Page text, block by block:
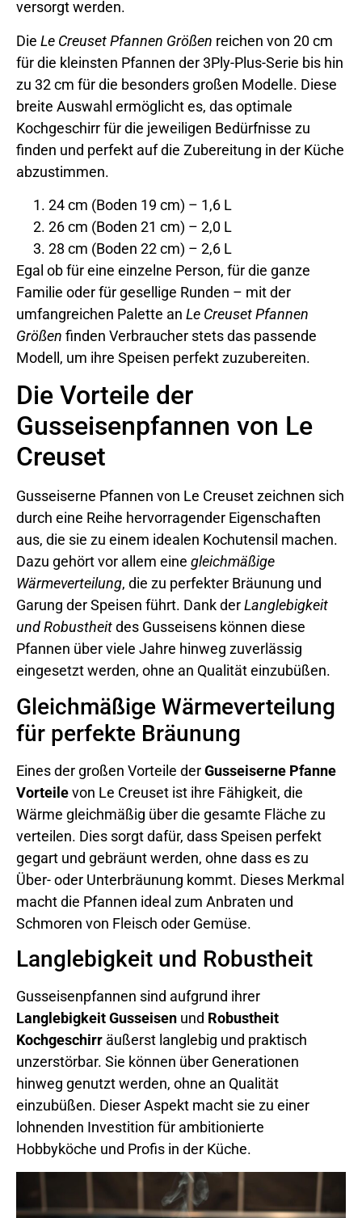
versorgt werden.
Die Le Creuset Pfannen Größen reichen von 20 cm
für die kleinsten Pfannen der 3Ply-Plus-Serie bis hin
zu 32 cm für die besonders großen Modelle. Diese
breite Auswahl ermöglicht es, das optimale
Kochgeschirr für die jeweiligen Bedürfnisse zu
finden und perfekt auf die Zubereitung in der Küche
abzustimmen.
24 cm (Boden 19 cm) – 1,6 L
26 cm (Boden 21 cm) – 2,0 L
28 cm (Boden 22 cm) – 2,6 L
Egal ob für eine einzelne Person, für die ganze
Familie oder für gesellige Runden – mit der
umfangreichen Palette an Le Creuset Pfannen
Größen finden Verbraucher stets das passende
Modell, um ihre Speisen perfekt zuzubereiten.
Die Vorteile der
Gusseisenpfannen von Le
Creuset
Gusseiserne Pfannen von Le Creuset zeichnen sich
durch eine Reihe hervorragender Eigenschaften
aus, die sie zu einem idealen Kochutensil machen.
Dazu gehört vor allem eine gleichmäßige
Wärmeverteilung, die zu perfekter Bräunung und
Garung der Speisen führt. Dank derLanglebigkeit
und Robustheitdes Gusseisens können diese
Pfannen über viele Jahre hinweg zuverlässig
eingesetzt werden, ohne an Qualität einzubüßen.
Gleichmäßige Wärmeverteilung
für perfekte Bräunung
Eines der großen Vorteile derGusseiserne Pfanne
Vorteilevon Le Creuset ist ihre Fähigkeit, die
Wärme gleichmäßig über die gesamte Fläche zu
verteilen. Dies sorgt dafür, dass Speisen perfekt
gegart und gebräunt werden, ohne dass es zu
Über- oder Unterbräunung kommt. Dieses Merkmal
macht die Pfannen ideal zum Anbraten und
Schmoren von Fleisch oder Gemüse.
Langlebigkeit und Robustheit
Gusseisenpfannen sind aufgrund ihrer
Langlebigkeit Gusseisen und Robustheit
Kochgeschirr äußerst langlebig und praktisch
unzerstörbar. Sie können über Generationen
hinweg genutzt werden, ohne an Qualität
einzubüßen. Dieser Aspekt macht sie zu einer
lohnenden Investition für ambitionierte
Hobbyköche und Profis in der Küche.